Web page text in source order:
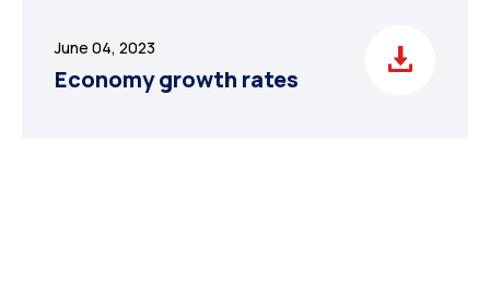
June 04, 2023
Economy growth rates